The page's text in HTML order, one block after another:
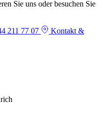
Sie uns oder besuchen Sie
211 77 07
Kontakt &